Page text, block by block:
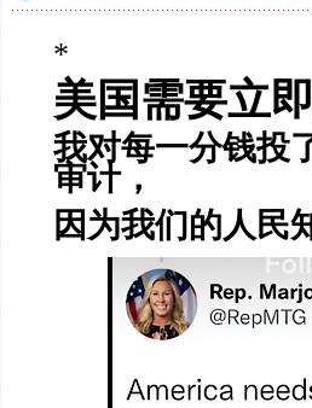
*
美国需要立
我对每一分钱投
审计，
因为我们的人民